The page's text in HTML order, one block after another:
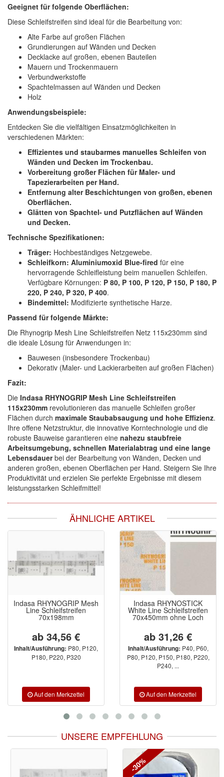
Geeignet für folgende Oberflächen:
Diese Schleifstreifen sind ideal für die Bearbeitung von:
Alte Farbe auf großen Flächen
Grundierungen auf Wänden und Decken
Decklacke auf großen, ebenen Bauteilen
Mauern und Trockenmauern
Verbundwerkstoffe
Spachtelmassen auf Wänden und Decken
Holz
Anwendungsbeispiele:
Entdecken Sie die vielfältigen Einsatzmöglichkeiten in
verschiedenen Märkten:
Effizientes und staubarmes manuelles Schleifen von
Wänden und Decken im Trockenbau.
Vorbereitung großer Flächen für Maler- und
Tapezierarbeiten per Hand.
Entfernung alter Beschichtungen von großen, ebenen
Oberflächen.
Glätten von Spachtel- und Putzflächen auf Wänden
und Decken.
Technische Spezifikationen:
Träger: Hochbeständiges Netzgewebe.
Schleifkorn: Aluminiumoxid Blue-fired für eine
hervorragende Schleifleistung beim manuellen Schleifen.
Verfügbare Körnungen: P 80, P 100, P 120, P 150, P 180, P
220, P 240, P 320, P 400.
Bindemittel: Modifizierte synthetische Harze.
Passend für folgende Märkte:
Die Rhynogrip Mesh Line Schleifstreifen Netz 115x230mm sind
die ideale Lösung für Anwendungen in:
Bauwesen (insbesondere Trockenbau)
Dekorativ (Maler- und Lackierarbeiten auf großen Flächen)
Fazit:
Die Indasa RHYNOGRIP Mesh Line Schleifstreifen
115x230mm revolutionieren das manuelle Schleifen großer
Flächen durch maximale Staubabsaugung und hohe Effizienz.
Ihre offene Netzstruktur, die innovative Korntechnologie und die
robuste Bauweise garantieren eine nahezu staubfreie
Arbeitsumgebung, schnellen Materialabtrag und eine lange
Lebensdauerbei der Bearbeitung von Wänden, Decken und
anderen großen, ebenen Oberflächen per Hand. Steigern Sie Ihre
Produktivität und erzielen Sie perfekte Ergebnisse mit diesem
leistungsstarken Schleifmittel!
ÄHNLICHE ARTIKEL
Indasa RHYNOGRIP Mesh
Line Schleifstreifen
70x198mm
ab 34,56 €
Inhalt/Ausführung: P80, P120,
P180, P220, P320
Indasa RHYNOSTICK
White Line Schleifstreifen
70x450mm ohne Loch
ab 31,26 €
Inhalt/Ausführung: P40, P60,
P80, P120, P150, P180, P220,
P240, ...
UNSERE EMPFEHLUNG
-30%